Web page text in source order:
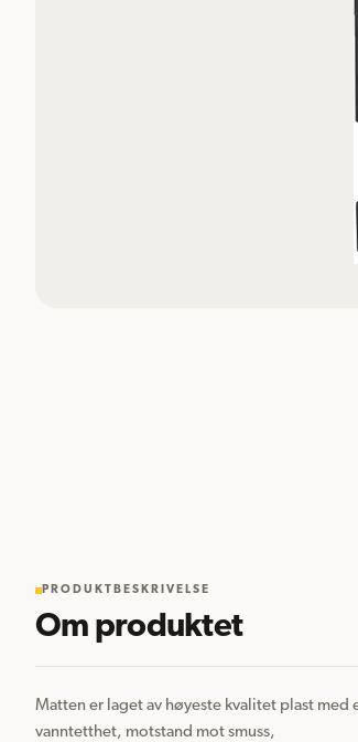
PRODUKTBESKRIVELSE
Om produktet
Matten er laget av høyeste kvalitet plast med
vanntetthet, motstand mot smuss,